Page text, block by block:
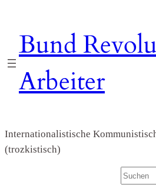
springen
Bund
Arbeiter
Internationalistische
(trozkistisch)
S